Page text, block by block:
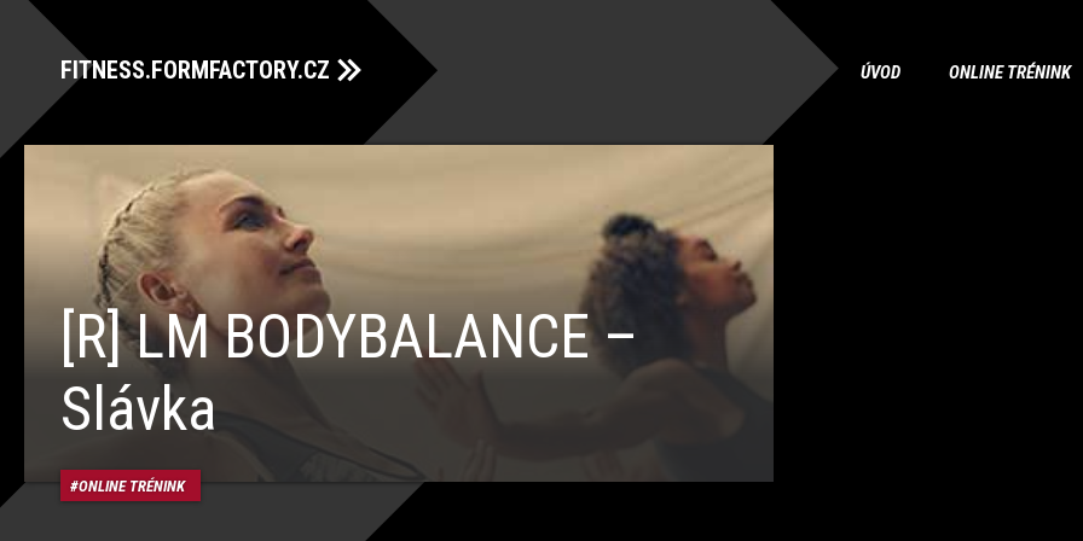
FITNESS.FORMFACTORY.CZ ÚVOD ONLINE TRÉNINK
[R] LM BODYBALANCE –
Slávka
ONLINE TRÉNINK